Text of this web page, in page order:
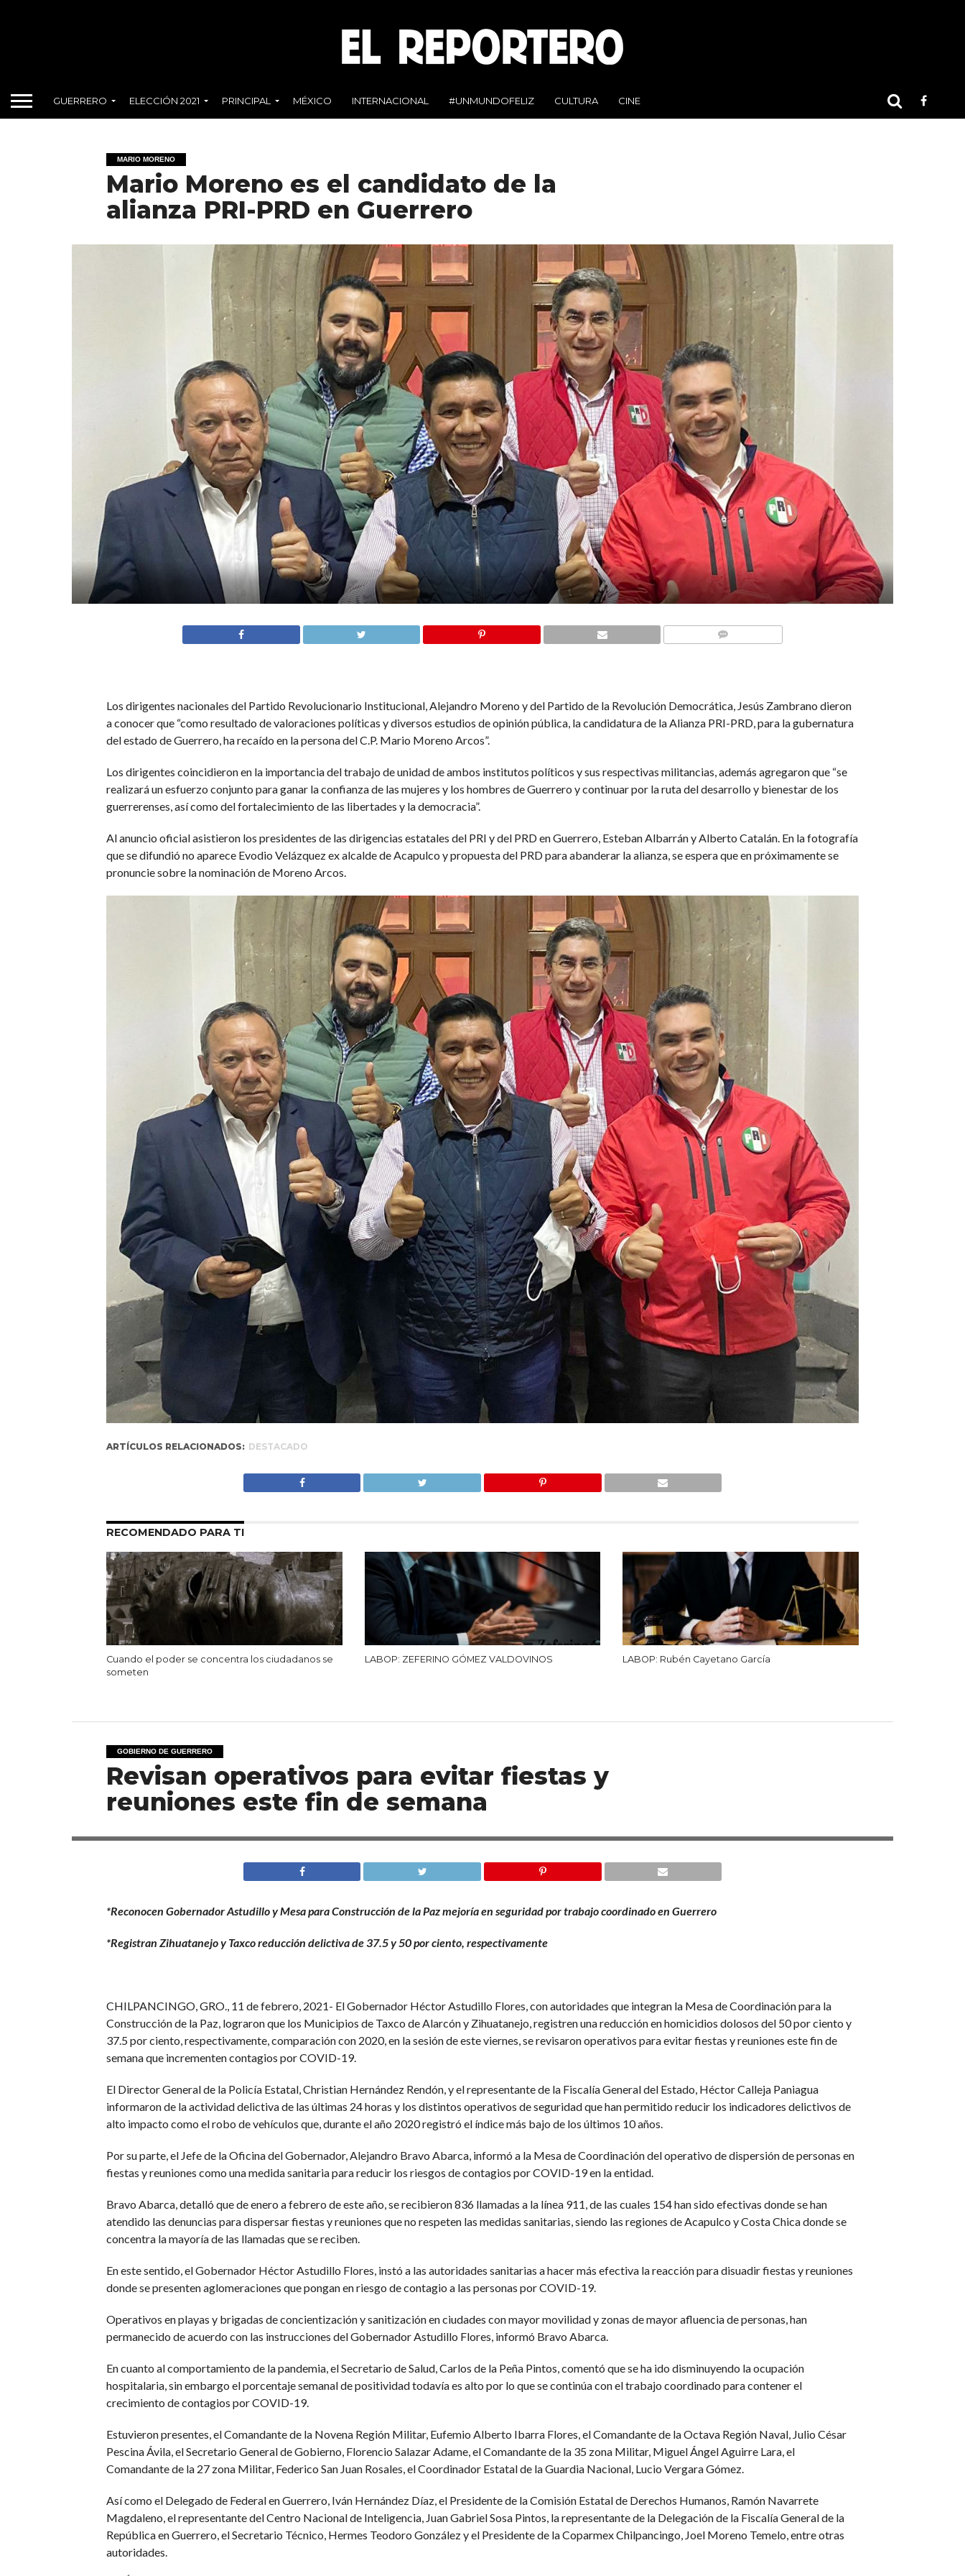
GUERRERO ELECCIÓN 2021 PRINCIPAL MÉXICO INTERNACIONAL #UNMUNDOFELIZ CULTURA CINE
MARIO MORENO
Mario Moreno es el candidato de la
alianza PRI-PRD en Guerrero
Los dirigentes nacionales del Partido Revolucionario Institucional, Alejandro Moreno y del Partido de la Revolución Democrática, Jesús Zambrano dieron
a conocer que “como resultado de valoraciones políticas y diversos estudios de opinión pública, la candidatura de la Alianza PRI-PRD, para la gubernatura
del estado de Guerrero, ha recaído en la persona del C.P. Mario Moreno Arcos”.
Los dirigentes coincidieron en la importancia del trabajo de unidad de ambos institutos políticos y sus respectivas militancias, además agregaron que “se
realizará un esfuerzo conjunto para ganar la confianza de las mujeres y los hombres de Guerrero y continuar por la ruta del desarrollo y bienestar de los
guerrerenses, así como del fortalecimiento de las libertades y la democracia”.
Al anuncio oficial asistieron los presidentes de las dirigencias estatales del PRI y del PRD en Guerrero, Esteban Albarrán y Alberto Catalán. En la fotografía
que se difundió no aparece Evodio Velázquez ex alcalde de Acapulco y propuesta del PRD para abanderar la alianza, se espera que en próximamente se
pronuncie sobre la nominación de Moreno Arcos.
ARTÍCULOS RELACIONADOS: DESTACADO
RECOMENDADO PARA TI
Cuando el poder se concentra los ciudadanos se
someten
LABOP: ZEFERINO GÓMEZ VALDOVINOS LABOP: Rubén Cayetano García
GOBIERNO DE GUERRERO
Revisan operativos para evitar fiestas y
reuniones este fin de semana
*Reconocen Gobernador Astudillo y Mesa para Construcción de la Paz mejoría en seguridad por trabajo coordinado en Guerrero
*Registran Zihuatanejo y Taxco reducción delictiva de 37.5 y 50 por ciento, respectivamente
CHILPANCINGO, GRO., 11 de febrero, 2021- El Gobernador Héctor Astudillo Flores, con autoridades que integran la Mesa de Coordinación para la
Construcción de la Paz, lograron que los Municipios de Taxco de Alarcón y Zihuatanejo, registren una reducción en homicidios dolosos del 50 por ciento y
37.5 por ciento, respectivamente, comparación con 2020, en la sesión de este viernes, se revisaron operativos para evitar fiestas y reuniones este fin de
semana que incrementen contagios por COVID-19.
El Director General de la Policía Estatal, Christian Hernández Rendón, y el representante de la Fiscalía General del Estado, Héctor Calleja Paniagua
informaron de la actividad delictiva de las últimas 24 horas y los distintos operativos de seguridad que han permitido reducir los indicadores delictivos de
alto impacto como el robo de vehículos que, durante el año 2020 registró el índice más bajo de los últimos 10 años.
Por su parte, el Jefe de la Oficina del Gobernador, Alejandro Bravo Abarca, informó a la Mesa de Coordinación del operativo de dispersión de personas en
fiestas y reuniones como una medida sanitaria para reducir los riesgos de contagios por COVID-19 en la entidad.
Bravo Abarca, detalló que de enero a febrero de este año, se recibieron 836 llamadas a la línea 911, de las cuales 154 han sido efectivas donde se han
atendido las denuncias para dispersar fiestas y reuniones que no respeten las medidas sanitarias, siendo las regiones de Acapulco y Costa Chica donde se
concentra la mayoría de las llamadas que se reciben.
En este sentido, el Gobernador Héctor Astudillo Flores, instó a las autoridades sanitarias a hacer más efectiva la reacción para disuadir fiestas y reuniones
donde se presenten aglomeraciones que pongan en riesgo de contagio a las personas por COVID-19.
Operativos en playas y brigadas de concientización y sanitización en ciudades con mayor movilidad y zonas de mayor afluencia de personas, han
permanecido de acuerdo con las instrucciones del Gobernador Astudillo Flores, informó Bravo Abarca.
En cuanto al comportamiento de la pandemia, el Secretario de Salud, Carlos de la Peña Pintos, comentó que se ha ido disminuyendo la ocupación
hospitalaria, sin embargo el porcentaje semanal de positividad todavía es alto por lo que se continúa con el trabajo coordinado para contener el
crecimiento de contagios por COVID-19.
Estuvieron presentes, el Comandante de la Novena Región Militar, Eufemio Alberto Ibarra Flores, el Comandante de la Octava Región Naval, Julio César
Pescina Ávila, el Secretario General de Gobierno, Florencio Salazar Adame, el Comandante de la 35 zona Militar, Miguel Ángel Aguirre Lara, el
Comandante de la 27 zona Militar, Federico San Juan Rosales, el Coordinador Estatal de la Guardia Nacional, Lucio Vergara Gómez.
Así como el Delegado de Federal en Guerrero, Iván Hernández Díaz, el Presidente de la Comisión Estatal de Derechos Humanos, Ramón Navarrete
Magdaleno, el representante del Centro Nacional de Inteligencia, Juan Gabriel Sosa Pintos, la representante de la Delegación de la Fiscalía General de la
República en Guerrero, el Secretario Técnico, Hermes Teodoro González y el Presidente de la Coparmex Chilpancingo, Joel Moreno Temelo, entre otras
autoridades.